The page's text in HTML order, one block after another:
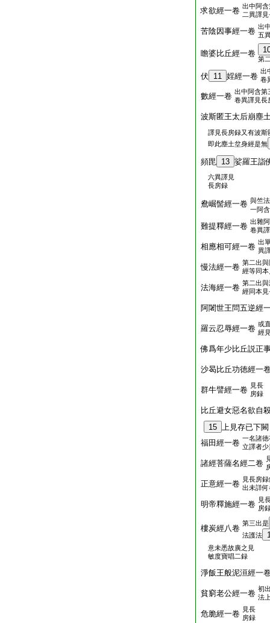
求欲經一卷 出中阿
二異譯
苦陰因事經一卷 出
五
瞻婆比丘經一卷
第
伏 11 婬經一卷
出
卷
數經一卷 出中阿含第
卷異譯見長
波斯匿王太后崩塵
譯見長房録又有波斯
即此塵土坌身經是無
頻毘 13 娑羅王詣
六異譯見
長房録
鴦崛髻經一卷 與竺
一阿
難提釋經一卷 出雜
卷異
相應相可經一卷 出
異
慢法經一卷 第二出
經等同
法海經一卷 第二出
經同本
阿闍世王問五逆經
羅云忍辱經一卷 或
經
佛爲年少比丘説正
沙曷比丘功徳經一
群牛譬經一卷 見長
房録
比丘避女惡名欲自
15 上見存已下闕
福田經一卷 一名諸
立譯者
諸經菩薩名經二卷
正意經一卷 見長房
出未詳
明帝釋施經一卷 見
房
樓炭經八卷
第三出是
法護法
意未悉故廣之見
敏度寶唱二録
淨飯王般泥洹經一
貧窮老公經一卷 初
法
危脆經一卷 見長
房録